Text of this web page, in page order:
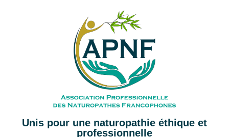
Unis pour une naturopathie éthique et
professionnelle